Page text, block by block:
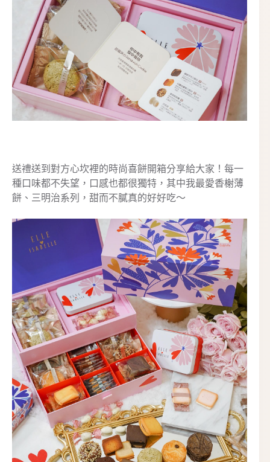
送禮送到對方心坎裡的時尚喜餅開箱分享給大家！每一
種口味都不失望，口感也都很獨特，其中我最愛香榭薄
餅、三明治系列，甜而不膩真的好好吃～